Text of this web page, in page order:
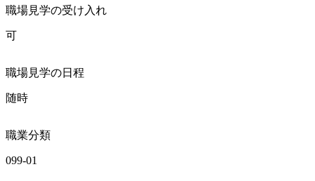
職場見学の受け入れ
可
職場見学の日程
随時
職業分類
099-01